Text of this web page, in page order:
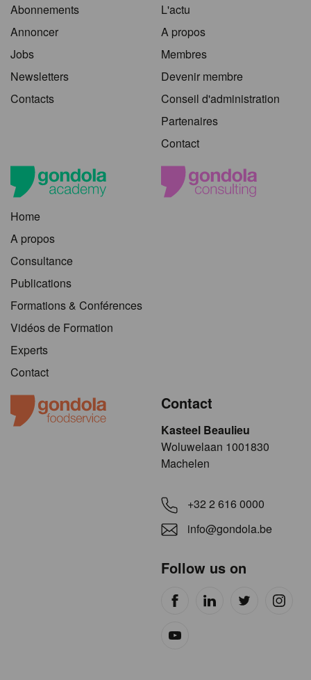
Abonnements
Annoncer
Jobs
Newsletters
Contacts
L'actu
A propos
Membres
Devenir membre
Conseil d'administration
Partenaires
Contact
Home
A propos
Consultance
Publications
Formations & Conférences
Vidéos de Formation
Experts
Contact
Contact
Kasteel Beaulieu
​​​Woluwelaan 1001830
Machelen
+32 2 616 0000
info@gondola.be
Follow us on